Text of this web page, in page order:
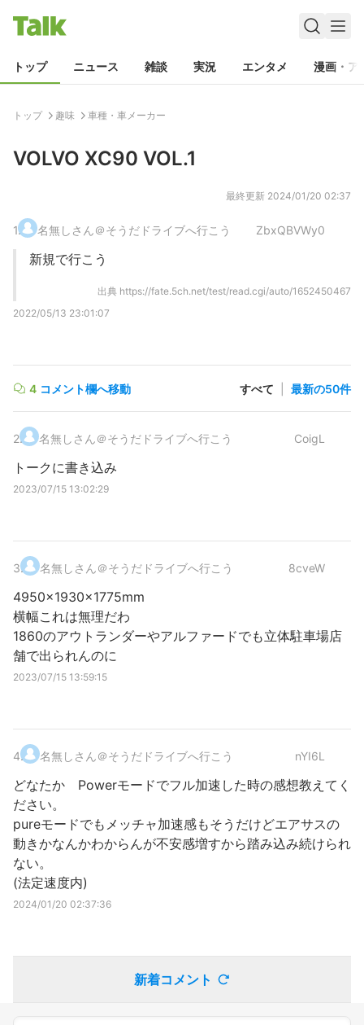
トップ ニュース 雑談 実況 エンタメ 漫画・ア
トップ 趣味 車種・車メーカー
VOLVO XC90 VOL.1
最終更新 2024/01/20 02:37
1. 名無しさん＠そうだドライブへ行こう ZbxQBVWy0
新規で行こう
出典 https://fate.5ch.net/test/read.cgi/auto/1652450467
2022/05/13 23:01:07
4 コメント欄へ移動 すべて 最新の50件
2. 名無しさん＠そうだドライブへ行こう CoigL
トークに書き込み
2023/07/15 13:02:29
3. 名無しさん＠そうだドライブへ行こう 8cveW
4950x1930x1775mm
横幅これは無理だわ
1860のアウトランダーやアルファードでも立体駐車場店
舗で出られんのに
2023/07/15 13:59:15
4. 名無しさん＠そうだドライブへ行こう nYI6L
どなたか Powerモードでフル加速した時の感想教えてく
ださい。
pureモードでもメッチャ加速感もそうだけどエアサスの
動きかなんかわからんが不安感増すから踏み込み続けられ
ない。
(法定速度内)
2024/01/20 02:37:36
新着コメント